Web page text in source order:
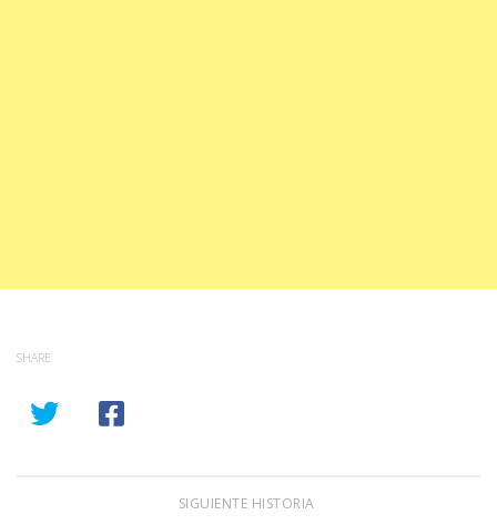
SHARE
SIGUIENTE HISTORIA